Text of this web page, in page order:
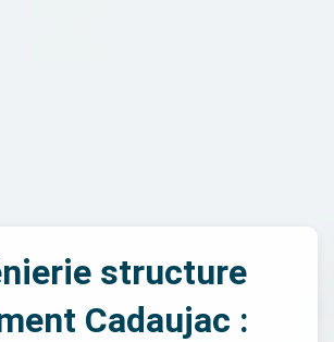
structure
Cadaujac :